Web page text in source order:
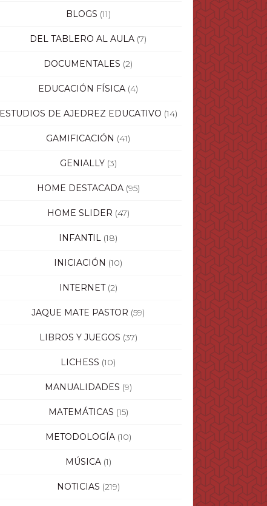
BLOGS (11)
DEL TABLERO AL AULA (7)
DOCUMENTALES (2)
EDUCACIÓN FÍSICA (4)
ESTUDIOS DE AJEDREZ EDUCATIVO (14)
GAMIFICACIÓN (41)
GENIALLY(3)
HOME DESTACADA(95)
HOME SLIDER (47)
INFANTIL (18)
INICIACIÓN (10)
INTERNET(2)
JAQUE MATE PASTOR (59)
LIBROS Y JUEGOS (37)
LICHESS (10)
MANUALIDADES (9)
MATEMÁTICAS (15)
METODOLOGÍA(10)
MÚSICA(1)
NOTICIAS (219)